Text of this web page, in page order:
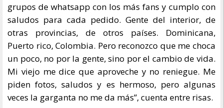
grupos de whatsapp con los más fans y cumplo con
saludos para cada pedido. Gente del interior, de
otras provincias, de otros países. Dominicana,
Puerto rico, Colombia. Pero reconozco que me choca
un poco, no por la gente, sino por el cambio de vida.
Mi viejo me dice que aproveche y no reniegue. Me
piden fotos, saludos y es hermoso, pero algunas
veces la garganta no me da más”, cuenta entre risas.